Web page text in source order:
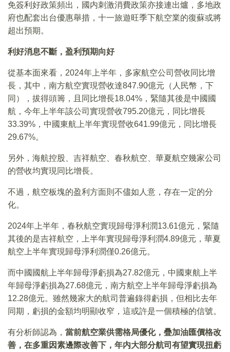
免簽利好政策頻出，國内刺激消費政策亦接連出爐，多地政
府也配套出台優惠舉措，十一旅遊旺季下航空業的復蘇或將
超出預期。
利好消息不斷，盈利預期向好
從基本面來看，2024年上半年，多家航空公司營收同比增
長，其中，南方航空實現營收達847.90億元（人民幣，下
同），拔得頭籌，且同比增長18.04%，緊隨其後是中國國
航，今年上半年該公司實現營收795.20億元，同比增長
33.39%，中國東航上半年實現營收641.99億元，同比增長
29.67%。
另外，海航控股、吉祥航空、春秋航空、華夏航空幾家公司
的營收均實現同比增長。
不過，航空板塊的盈利方面則不儘如人意，存在一定的分
化。
2024年上半年，春秋航空實現歸母淨利潤13.61億元，緊隨
其後的是吉祥航空，上半年實現歸母淨利潤4.89億元，華夏
航空上半年實現歸母淨利潤僅0.26億元。
而中國國航上半年歸母淨虧損為27.82億元，中國東航上半
年歸母淨虧損為27.68億元，南方航空上半年歸母淨虧損為
12.28億元。雖然幾家大的航司普遍錄得虧損，但相比去年
同期，虧損的金額均明顯收窄，這或許是一個積極的信號。
有分析師認為， 當前航空業供需格局優化，疊加油匯價格改
善，在多重因素邊際改善下，年内大部分航司有望實現扭虧